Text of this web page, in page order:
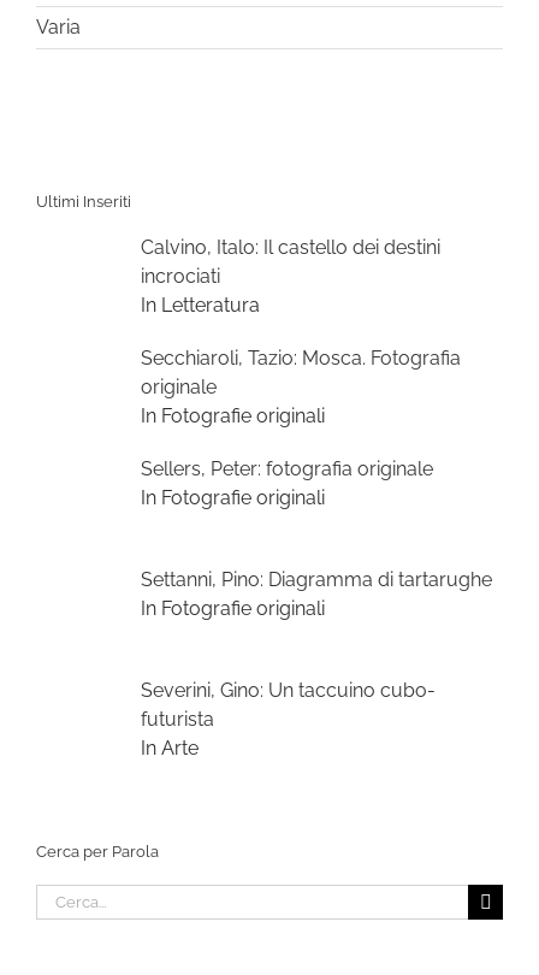
Varia
Ultimi Inseriti
Calvino, Italo: Il castello dei destini
incrociati
In Letteratura
Secchiaroli, Tazio: Mosca. Fotografia
originale
In Fotografie originali
Sellers, Peter: fotografia originale
In Fotografie originali
Settanni, Pino: Diagramma di tartarughe
In Fotografie originali
Severini, Gino: Un taccuino cubo-
futurista
In Arte
Cerca per Parola
Cerca
per: